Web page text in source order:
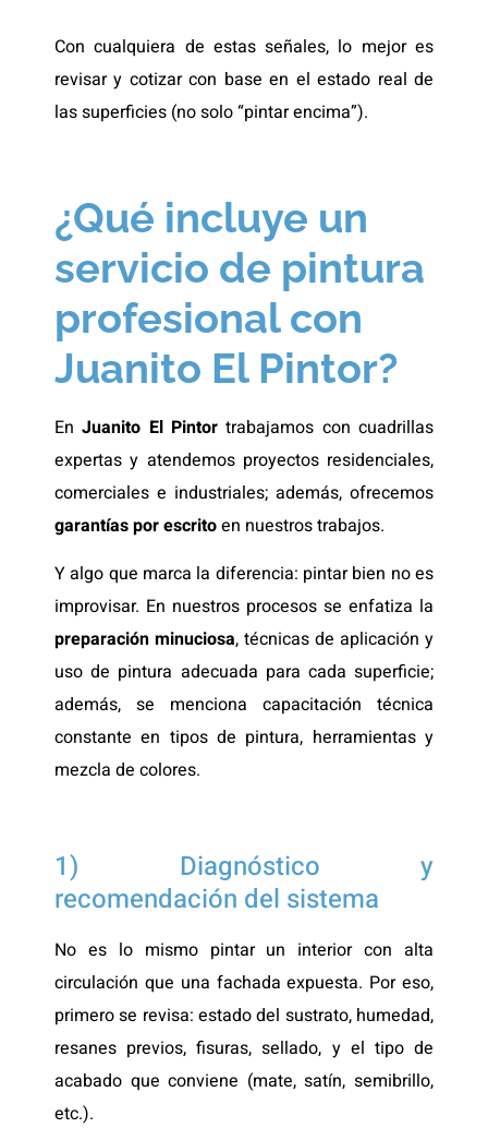
Con cualquiera de estas señales, lo mejor es
revisar y cotizar con base en el estado real de
las superficies (no solo “pintar encima”).
¿Qué incluye un
servicio de pintura
profesional con
Juanito El Pintor?
EnJuanito El Pintor trabajamos con cuadrillas
expertas y atendemos proyectos residenciales,
comerciales e industriales; además, ofrecemos
garantías por escritoen nuestros trabajos.
Y algo que marca la diferencia: pintar bien no es
improvisar. En nuestros procesos se enfatiza la
preparación minuciosa, técnicas de aplicación y
uso de pintura adecuada para cada superficie;
además, se menciona capacitación técnica
constante en tipos de pintura, herramientas y
mezcla de colores.
1) Diagnóstico y
recomendación del sistema
No es lo mismo pintar un interior con alta
circulación que una fachada expuesta. Por eso,
primero se revisa: estado del sustrato, humedad,
resanes previos, fisuras, sellado, y el tipo de
acabado que conviene (mate, satín, semibrillo,
etc.).